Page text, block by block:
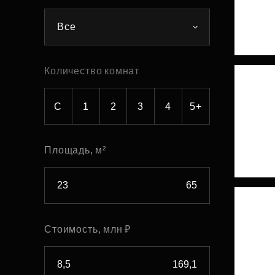
Все
Количество комнат
С 1 2 3 4 5+
Площадь, м²
Стоимость, млн ₽